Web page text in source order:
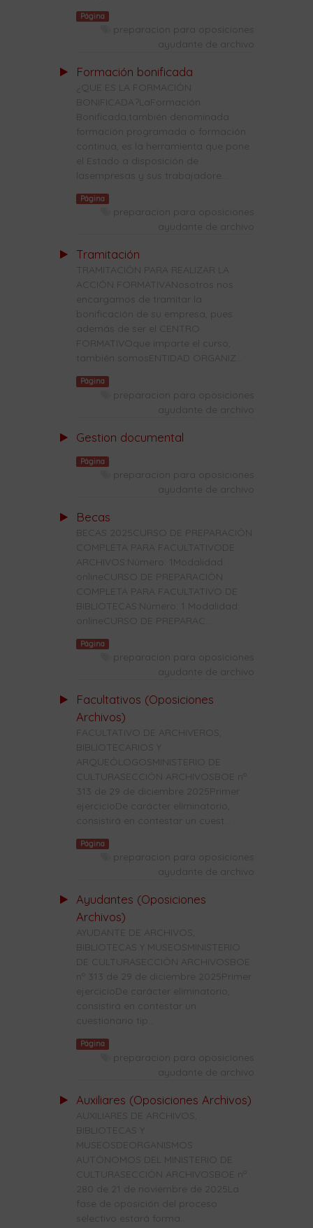
Página
preparacion para oposiciones
ayudante de archivo
Formación bonificada
¿QUE ES LA FORMACIÓN
BONIFICADA?LaFormación
Bonificada,también denominada
formación programada o formación
continua, es la herramienta que pone
el Estado a disposición de
lasempresas y sus trabajadore...
Página
preparacion para oposiciones
ayudante de archivo
Tramitación
TRAMITACIÓN PARA REALIZAR LA
ACCIÓN FORMATIVANosotros nos
encargamos de tramitar la
bonificación de su empresa, pues
además de ser el CENTRO
FORMATIVOque imparte el curso,
también somosENTIDAD ORGANIZ...
Página
preparacion para oposiciones
ayudante de archivo
Gestion documental
Página
preparacion para oposiciones
ayudante de archivo
Becas
BECAS 2025CURSO DE PREPARACIÓN
COMPLETA PARA FACULTATIVODE
ARCHIVOS:Número: 1Modalidad:
onlineCURSO DE PREPARACIÓN
COMPLETA PARA FACULTATIVO DE
BIBLIOTECAS:Número: 1 Modalidad:
onlineCURSO DE PREPARAC...
Página
preparacion para oposiciones
ayudante de archivo
Facultativos (Oposiciones
Archivos)
FACULTATIVO DE ARCHIVEROS,
BIBLIOTECARIOS Y
ARQUEÓLOGOSMINISTERIO DE
CULTURASECCIÓN ARCHIVOSBOE nº
313 de 29 de diciembre 2025Primer
ejercicioDe carácter eliminatorio,
consistirá en contestar un cuest...
Página
preparacion para oposiciones
ayudante de archivo
Ayudantes (Oposiciones
Archivos)
AYUDANTE DE ARCHIVOS,
BIBLIOTECAS Y MUSEOSMINISTERIO
DE CULTURASECCIÓN ARCHIVOSBOE
nº 313 de 29 de diciembre 2025Primer
ejercicioDe carácter eliminatorio,
consistirá en contestar un
cuestionario tip...
Página
preparacion para oposiciones
ayudante de archivo
Auxiliares (Oposiciones Archivos)
AUXILIARES DE ARCHIVOS,
BIBLIOTECAS Y
MUSEOSDEORGANISMOS
AUTÓNOMOS DEL MINISTERIO DE
CULTURASECCIÓN ARCHIVOSBOE nº
280 de 21 de noviembre de 2025La
fase de oposición del proceso
selectivo estará forma...